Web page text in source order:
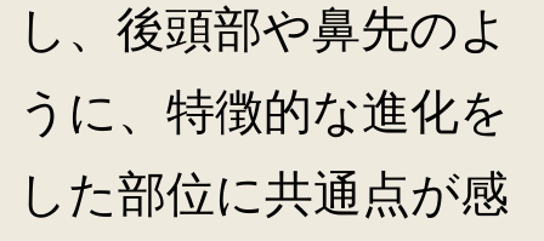
し、後頭部や鼻先のよ
うに、特徴的な進化を
した部位に共通点が感